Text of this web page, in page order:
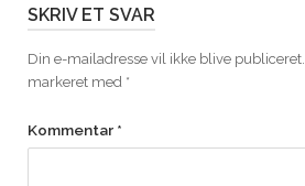
SKRIV ET SVAR
Din e-mailadresse vil ikke blive publiceret.
markeret med *
Kommentar *